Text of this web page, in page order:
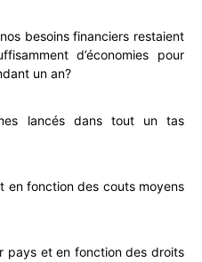
besoins financiers restaient
d’économies pour
un an?
lancés dans tout un tas
en fonction des couts moyens
pays et en fonction des droits